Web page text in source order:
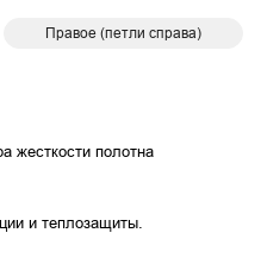
Правое (петли справа)
жесткости полотна
и теплозащиты.